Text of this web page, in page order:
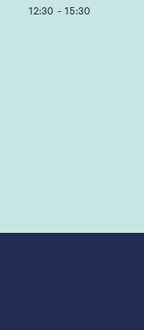
12:30 - 15:30